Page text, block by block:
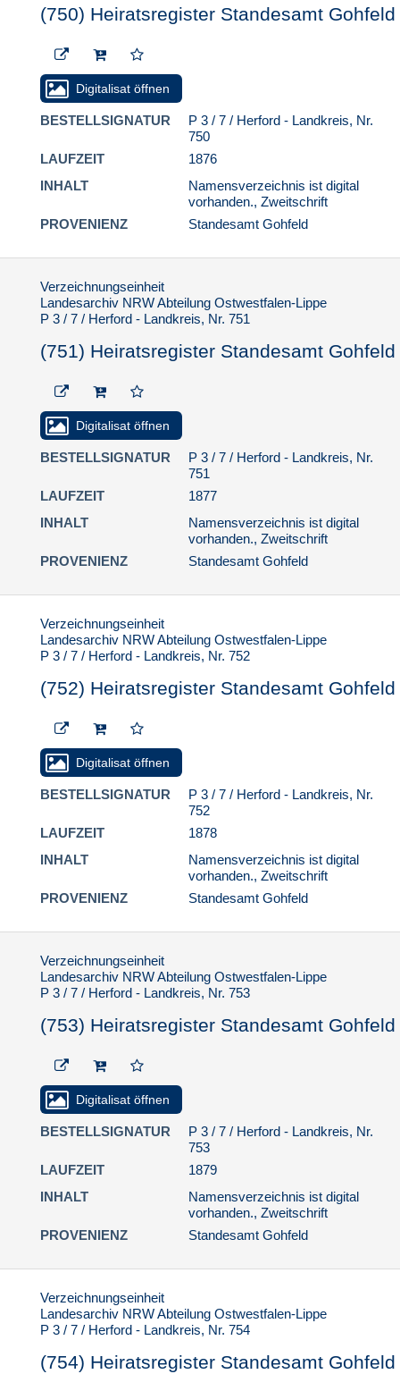
(760) Heiratsregister
Standesamt Gohfeld
(763) Heiratsregister
(764) Heiratsregister
Standesamt Gohfeld
Standesamt Gohfeld
Standesamt Gohfeld
(770) Heiratsregister
Standesamt Gohfeld
(772) Heiratsregister
(773) Heiratsregister
(774) Heiratsregister
Standesamt Gohfeld
(775) Heiratsregister
Standesamt Gohfeld
Standesamt Gohfeld
(779) Heiratsregister
Standesamt Gohfeld
Standesamt Gohfeld
Standesamt Gohfeld
(782) Heiratsregister
Standesamt Gohfeld
(785) Heiratsregister
Standesamt Gohfeld
Standesamt Gohfeld
(788) Heiratsregister
(789) Heiratsregister
Standesamt Gohfeld
(790) Heiratsregister
(750) Heiratsregister Standesamt Gohfeld
Digitalisat öffnen
BESTELLSIGNATUR
P 3 / 7 / Herford - Landkreis, Nr.
750
LAUFZEIT
1876
INHALT
Namensverzeichnis ist digital
vorhanden., Zweitschrift
PROVENIENZ
Standesamt Gohfeld
Verzeichnungseinheit
Landesarchiv NRW Abteilung Ostwestfalen-Lippe
P 3 / 7 / Herford - Landkreis, Nr. 751
(751) Heiratsregister Standesamt Gohfeld
Digitalisat öffnen
BESTELLSIGNATUR
P 3 / 7 / Herford - Landkreis, Nr.
751
LAUFZEIT
1877
INHALT
Namensverzeichnis ist digital
vorhanden., Zweitschrift
PROVENIENZ
Standesamt Gohfeld
Verzeichnungseinheit
Landesarchiv NRW Abteilung Ostwestfalen-Lippe
P 3 / 7 / Herford - Landkreis, Nr. 752
(752) Heiratsregister Standesamt Gohfeld
Digitalisat öffnen
BESTELLSIGNATUR
P 3 / 7 / Herford - Landkreis, Nr.
752
LAUFZEIT
1878
INHALT
Namensverzeichnis ist digital
vorhanden., Zweitschrift
PROVENIENZ
Standesamt Gohfeld
Verzeichnungseinheit
Landesarchiv NRW Abteilung Ostwestfalen-Lippe
P 3 / 7 / Herford - Landkreis, Nr. 753
(753) Heiratsregister Standesamt Gohfeld
Digitalisat öffnen
BESTELLSIGNATUR
P 3 / 7 / Herford - Landkreis, Nr.
753
LAUFZEIT
1879
INHALT
Namensverzeichnis ist digital
vorhanden., Zweitschrift
PROVENIENZ
Standesamt Gohfeld
Verzeichnungseinheit
Landesarchiv NRW Abteilung Ostwestfalen-Lippe
P 3 / 7 / Herford - Landkreis, Nr. 754
(754) Heiratsregister Standesamt Gohfeld